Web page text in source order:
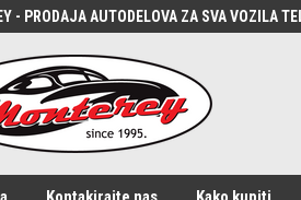
- PRODAJA AUTODELOVA ZA SVA VOZILA